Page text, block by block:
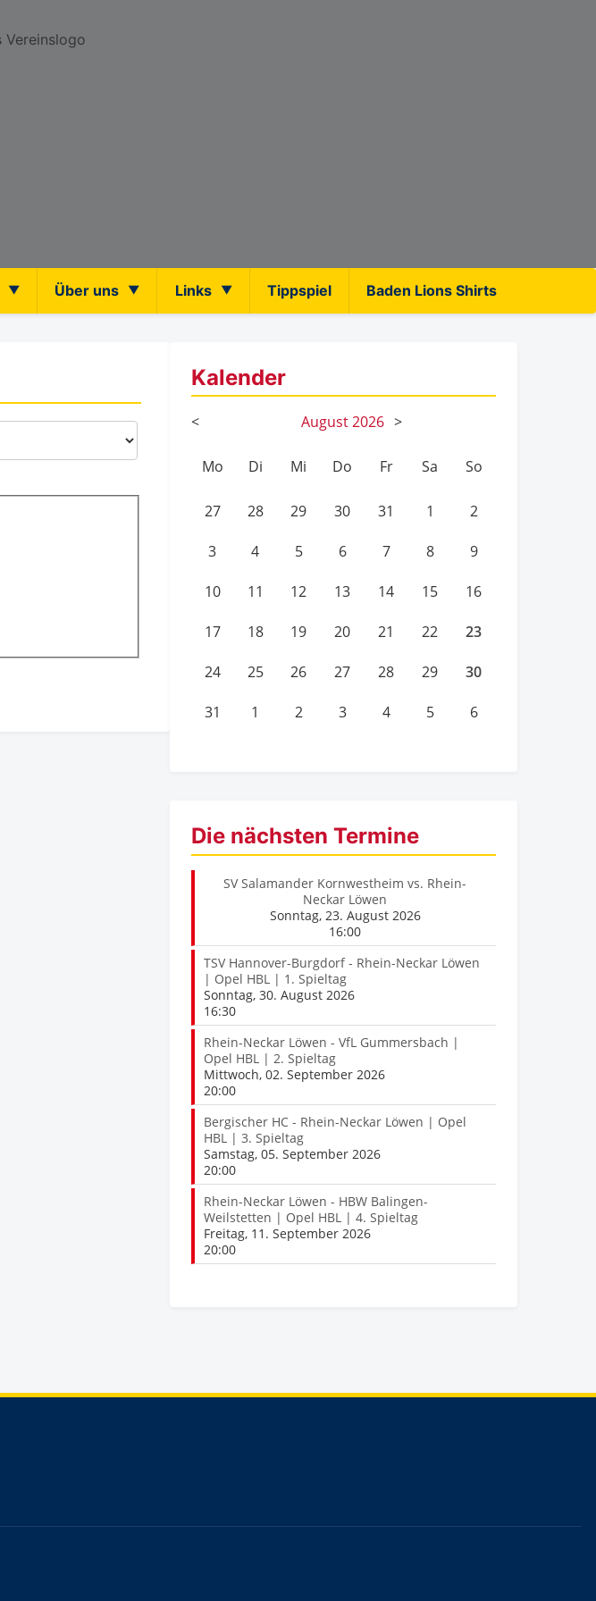
Über uns Links Tippspiel Baden Lions Shirts
Kalender
< August2026 >
Mo Di Mi Do Fr Sa So
27 28 29 30 31 1 2
3 4 5 6 7 8 9
10 11 12 13 14 15 16
17 18 19 20 21 22 23
24 25 26 27 28 29 30
31 1 2 3 4 5 6
Die nächsten Termine
SV Salamander Kornwestheim vs. Rhein-
Neckar Löwen
Sonntag, 23. August 2026
16:00
TSV Hannover-Burgdorf - Rhein-Neckar Löwen
| Opel HBL | 1. Spieltag
Sonntag, 30. August 2026
16:30
Rhein-Neckar Löwen - VfL Gummersbach |
Opel HBL | 2. Spieltag
Mittwoch, 02. September 2026
20:00
Bergischer HC - Rhein-Neckar Löwen | Opel
HBL | 3. Spieltag
Samstag, 05. September 2026
20:00
Rhein-Neckar Löwen - HBW Balingen-
Weilstetten | Opel HBL | 4. Spieltag
Freitag, 11. September 2026
20:00